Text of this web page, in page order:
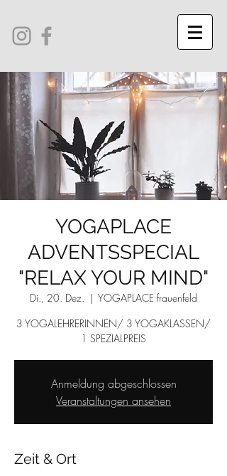
YOGAPLACE
ADVENTSSPECIAL
"RELAX YOUR MIND"
Di., 20. Dez.
  |
YOGAPLACE frauenfeld
3 YOGALEHRERINNEN/ 3 YOGAKLASSEN/
1 SPEZIALPREIS
Anmeldung abgeschlossen
Veranstaltungen ansehen
Zeit & Ort